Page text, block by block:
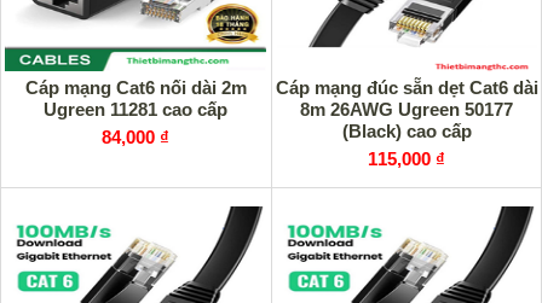
Cáp mạng Cat6 nối dài 2m
Ugreen 11281 cao cấp
84,000 ₫
Cáp mạng đúc sẵn dẹt Cat6 dài
8m 26AWG Ugreen 50177
(Black) cao cấp
115,000 ₫